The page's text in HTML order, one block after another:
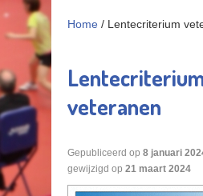
Home / Lentecriterium
veteranen
Gepubliceerd op 8 januari
gewijzigd op 21 maart 2024